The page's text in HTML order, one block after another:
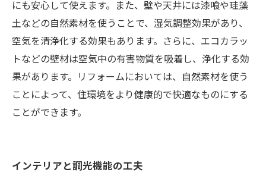
にも安心して使えます。また、壁や天井には漆喰や珪藻
土などの自然素材を使うことで、湿気調整効果があり、
空気を清浄化する効果もあります。さらに、エコカラッ
トなどの壁材は空気中の有害物質を吸着し、浄化する効
果があります。リフォームにおいては、自然素材を使う
ことによって、住環境をより健康的で快適なものにする
ことができます。
インテリアと調光機能の工夫